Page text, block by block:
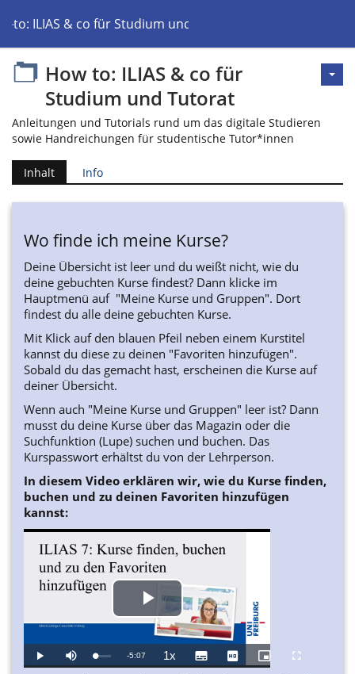
to: ILIAS & co für Studium und Tutorat
How to: ILIAS & co für
Studium und Tutorat
Anleitungen und Tutorials rund um das digitale Studieren
sowie Handreichungen für studentische Tutor*innen
Inhalt Info
Wo finde ich meine Kurse?
Deine Übersicht ist leer und du weißt nicht, wie du
deine gebuchten Kurse findest? Dann klicke im
Hauptmenü auf "Meine Kurse und Gruppen". Dort
findest du alle deine gebuchten Kurse.
Mit Klick auf den blauen Pfeil neben einem Kurstitel
kannst du diese zu deinen "Favoriten hinzufügen".
Sobald du das gemacht hast, erscheinen die Kurse auf
deiner Übersicht.
Wenn auch "Meine Kurse und Gruppen" leer ist? Dann
musst du deine Kurse über das Magazin oder die
Suchfunktion (Lupe) suchen und buchen. Das
Kurspasswort erhältst du von der Lehrperson.
In diesem Video erklären wir, wie du Kurse finden,
buchen und zu deinen Favoriten hinzufügen
kannst:
Play
Video
Play Mute Loaded
3.34%
Remaining
-5:07 1xPlayback
Rate
Subtitles
Picture-
in-
Fullscreen